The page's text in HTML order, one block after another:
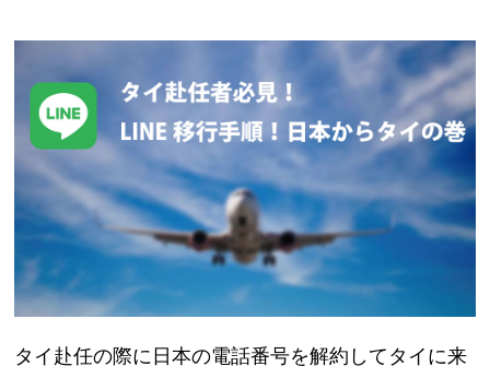
タイ赴任の際に日本の電話番号を解約してタイに来